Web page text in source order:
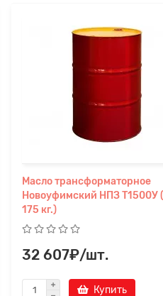
Масло трансформаторное
Новоуфимский НПЗ Т1500У
175 кг.)
32 607₽/шт.
Купить